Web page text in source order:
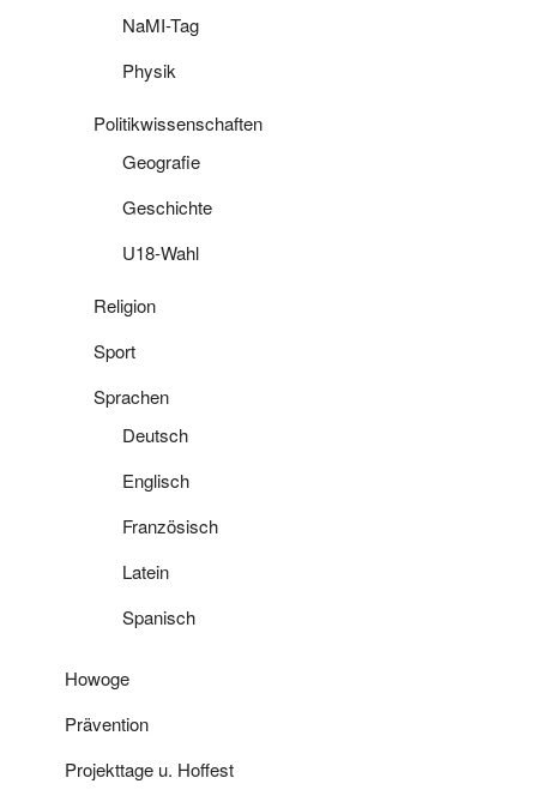
NaMI-Tag
Physik
Politikwissenschaften
Geografie
Geschichte
U18-Wahl
Religion
Sport
Sprachen
Deutsch
Englisch
Französisch
Latein
Spanisch
Howoge
Prävention
Projekttage u. Hoffest